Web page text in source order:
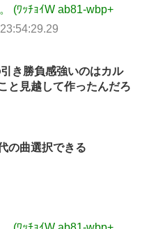
(ﾜｯﾁｮｲW ab81-wbp+
き勝負感強いのはカル
と見越して作ったんだろ
の曲選択できる